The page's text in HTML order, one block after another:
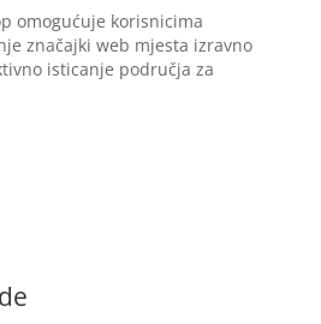
omogućuje korisnicima
značajki web mjesta izravno
isticanje područja za